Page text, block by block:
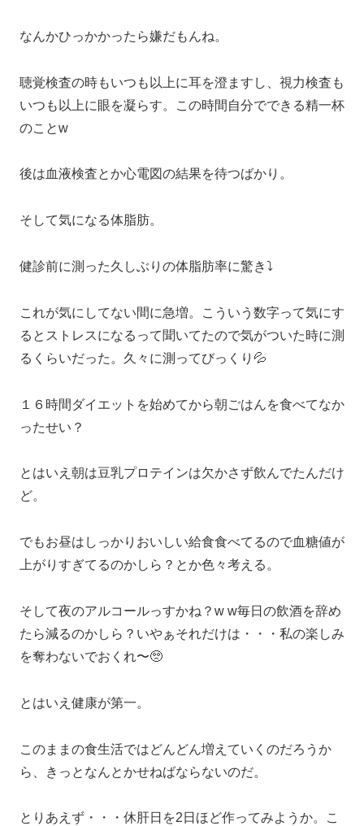
なんかひっかかったら嫌だもんね。
聴覚検査の時もいつも以上に耳を澄ますし、視力検査も
いつも以上に眼を凝らす。この時間自分でできる精一杯
のことw
後は血液検査とか心電図の結果を待つばかり。
そして気になる体脂肪。
健診前に測った久しぶりの体脂肪率に驚き⤵️
これが気にしてない間に急増。こういう数字って気にす
るとストレスになるって聞いてたので気がついた時に測
るくらいだった。久々に測ってびっくり💦
１６時間ダイエットを始めてから朝ごはんを食べてなか
ったせい？
とはいえ朝は豆乳プロテインは欠かさず飲んでたんだけ
ど。
でもお昼はしっかりおいしい給食食べてるので血糖値が
上がりすぎてるのかしら？とか色々考える。
そして夜のアルコールっすかね？w w毎日の飲酒を辞め
たら減るのかしら？いやぁそれだけは・・・私の楽しみ
を奪わないでおくれ〜🥺
とはいえ健康が第一。
このままの食生活ではどんどん増えていくのだろうか
ら、きっとなんとかせねばならないのだ。
とりあえず・・・休肝日を2日ほど作ってみようか。こ